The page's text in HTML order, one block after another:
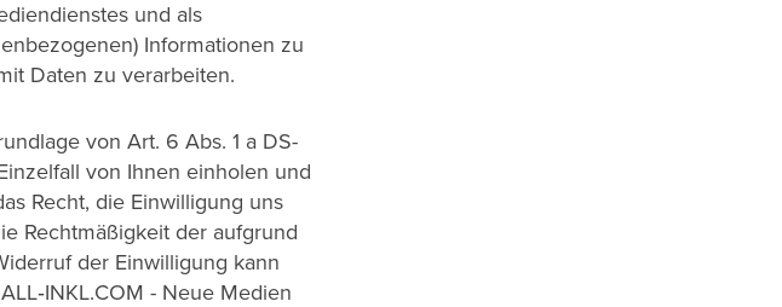
und als
Informationen zu
Daten zu verarbeiten.
von Art. 6 Abs. 1 a DS-
von Ihnen einholen und
Recht, die Einwilligung uns
Rechtmäßigkeit der aufgrund
der Einwilligung kann
- Neue Medien